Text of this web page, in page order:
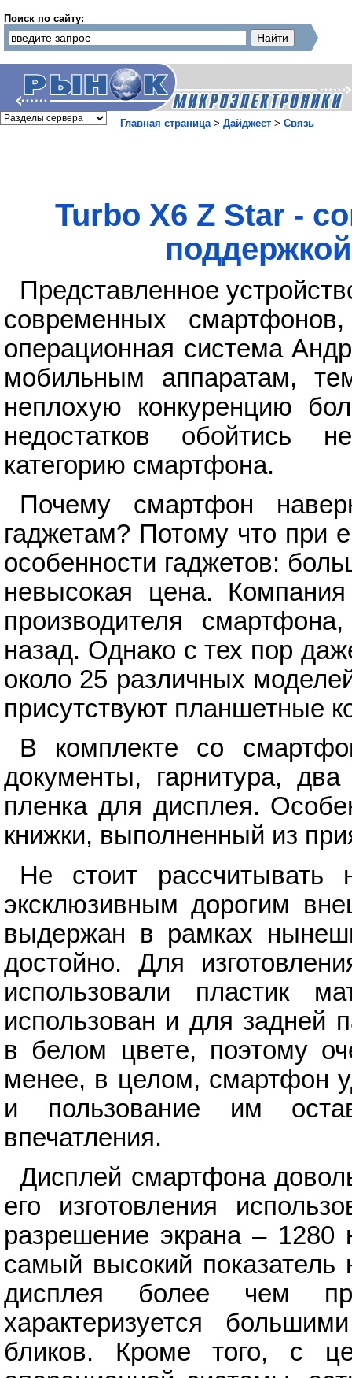
Поиск по сайту:
Главная страница> Дайджест > Связь
Turbo X6 Z Star -
Представленное
современных
операционная система
мобильным аппаратам,
неплохую конкуренцию
недостатков обойтись
категорию смартфона.
Почему смартфон
гаджетам? Потому что при
особенности гаджетов:
невысокая цена.
производителя
назад. Однако с тех пор
около 25 различных
присутствуют планшетные
В комплекте со
документы, гарнитура,
пленка для дисплея.
книжки, выполненный из
Не стоит рассчитывать
эксклюзивным дорогим
выдержан в рамках
достойно. Для
использовали пластик
использован и для задней
в белом цвете, поэтому
менее, в целом, смартфон
и пользование им
впечатления.
Дисплей смартфона
его изготовления
разрешение экрана – 1280
самый высокий показатель
дисплея более чем
характеризуется
бликов. Кроме того, с